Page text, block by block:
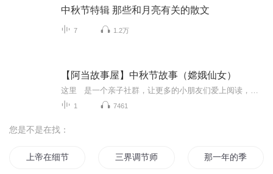
中秋节特辑 那些和月亮有关的散文
7 1.2万
【阿当故事屋】中秋节故事（嫦娥仙女）
1 7461
您是不是在找：
上帝在细节里 三界调节师 那一年的季节